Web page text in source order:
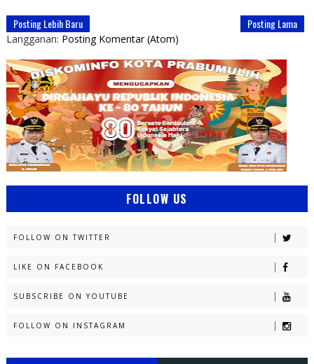
Posting Lebih Baru Posting Lama
Langganan: Posting Komentar (Atom)
FOLLOW US
FOLLOW ON TWITTER
LIKE ON FACEBOOK
SUBSCRIBE ON YOUTUBE
FOLLOW ON INSTAGRAM